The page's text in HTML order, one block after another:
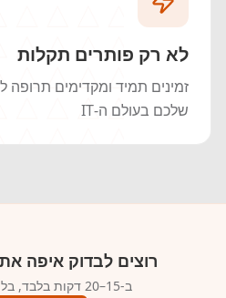
לא רק פותרים תקלות
שלכם בעולם ה-IT
רוצים לבדוק איפה
ב-15–20 דקות בלבד, בלי שום התחייבות.